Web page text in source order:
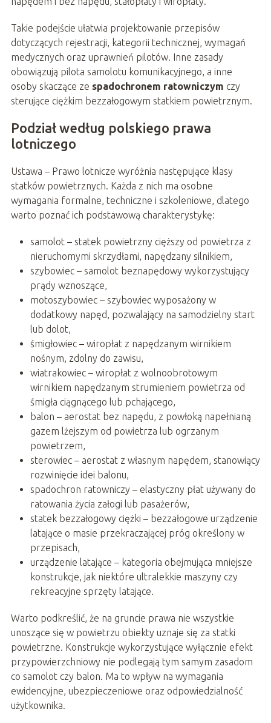
Takie podejście ułatwia projektowanie przepisów
dotyczących rejestracji, kategorii technicznej, wymagań
medycznych oraz uprawnień pilotów. Inne zasady
obowiązują pilota samolotu komunikacyjnego, a inne
osoby skaczące ze spadochronem ratowniczym czy
sterujące ciężkim bezzałogowym statkiem powietrznym.
Podział według polskiego prawa
lotniczego
Ustawa – Prawo lotnicze wyróżnia następujące klasy
statków powietrznych. Każda z nich ma osobne
wymagania formalne, techniczne i szkoleniowe, dlatego
warto poznać ich podstawową charakterystykę:
samolot – statek powietrzny cięższy od powietrza z
nieruchomymi skrzydłami, napędzany silnikiem,
szybowiec – samolot beznapędowy wykorzystujący
prądy wznoszące,
motoszybowiec – szybowiec wyposażony w
dodatkowy napęd, pozwalający na samodzielny start
lub dolot,
śmigłowiec – wiropłat z napędzanym wirnikiem
nośnym, zdolny do zawisu,
wiatrakowiec – wiropłat z wolnoobrotowym
wirnikiem napędzanym strumieniem powietrza od
śmigła ciągnącego lub pchającego,
balon – aerostat bez napędu, z powłoką napełnianą
gazem lżejszym od powietrza lub ogrzanym
powietrzem,
sterowiec – aerostat z własnym napędem, stanowiący
rozwinięcie idei balonu,
spadochron ratowniczy – elastyczny płat używany do
ratowania życia załogi lub pasażerów,
statek bezzałogowy ciężki – bezzałogowe urządzenie
latające o masie przekraczającej próg określony w
przepisach,
urządzenie latające – kategoria obejmująca mniejsze
konstrukcje, jak niektóre ultralekkie maszyny czy
rekreacyjne sprzęty latające.
Warto podkreślić, że na gruncie prawa nie wszystkie
unoszące się w powietrzu obiekty uznaje się za statki
powietrzne. Konstrukcje wykorzystujące wyłącznie efekt
przypowierzchniowy nie podlegają tym samym zasadom
co samolot czy balon. Ma to wpływ na wymagania
ewidencyjne, ubezpieczeniowe oraz odpowiedzialność
użytkownika.